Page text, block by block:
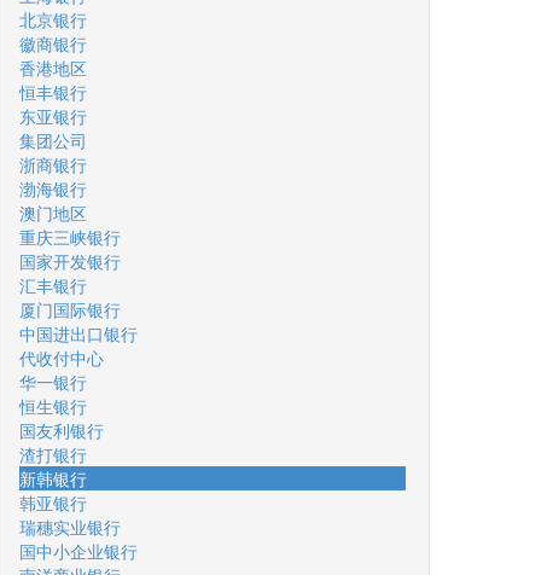
北京银行
徽商银行
香港地区
恒丰银行
东亚银行
集团公司
浙商银行
渤海银行
澳门地区
重庆三峡银行
国家开发银行
汇丰银行
厦门国际银行
中国进出口银行
代收付中心
华一银行
恒生银行
国友利银行
渣打银行
新韩银行
韩亚银行
瑞穗实业银行
国中小企业银行